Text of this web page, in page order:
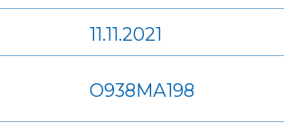
11.11.2021
О938МА198